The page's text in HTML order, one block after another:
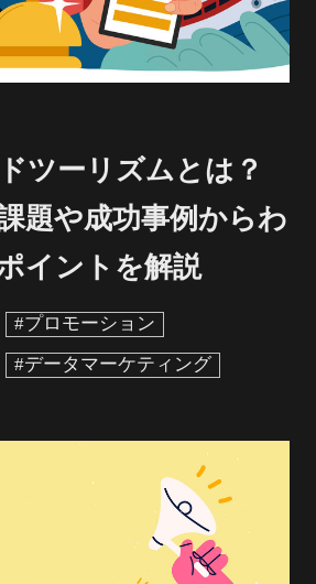
ツーリズムとは？
題や成功事例からわ
イントを解説
#プロモーション
#データマーケティング